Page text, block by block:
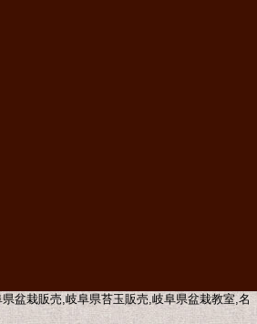
盆栽販売,岐阜県苔玉販売,岐阜県盆栽教室,名